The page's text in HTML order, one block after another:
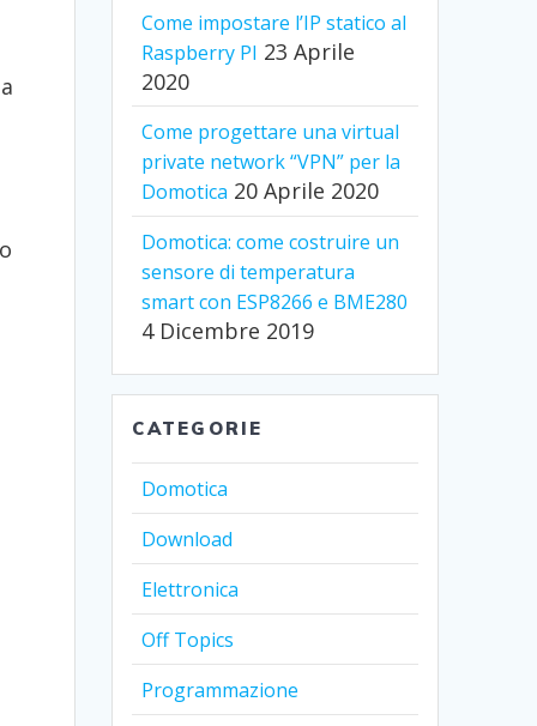
Come impostare l’IP statico al
Raspberry PI 23 Aprile
2020
Come progettare una virtual
private network “VPN” per la
Domotica 20 Aprile 2020
Domotica: come costruire un
sensore di temperatura
smart con ESP8266 e BME280
4 Dicembre 2019
CATEGORIE
Domotica
Download
Elettronica
Off Topics
Programmazione